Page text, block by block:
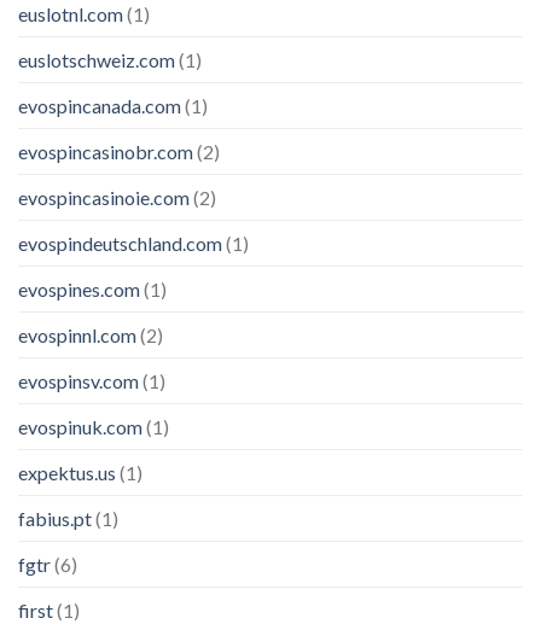
euslotnl.com(1)
euslotschweiz.com(1)
evospincanada.com(1)
evospincasinobr.com(2)
evospincasinoie.com(2)
evospindeutschland.com(1)
evospines.com(1)
evospinnl.com(2)
evospinsv.com(1)
evospinuk.com(1)
expektus.us (1)
fabius.pt(1)
fgtr(6)
first(1)